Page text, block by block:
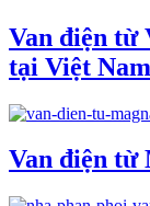
Van điện từ
tại Việt Nam
Van điện từ